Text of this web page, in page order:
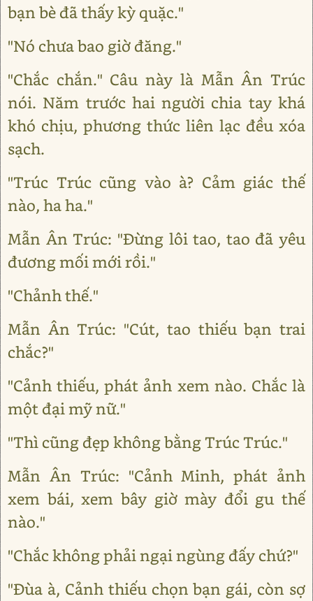
bạn bè đã thấy kỳ quặc."
"Nó chưa bao giờ đăng."
"Chắc chắn." Câu này là Mẫn Ân Trúc
nói. Năm trước hai người chia tay khá
khó chịu, phương thức liên lạc đều xóa
sạch.
"Trúc Trúc cũng vào à? Cảm giác thế
nào, ha ha."
Mẫn Ân Trúc: "Đừng lôi tao, tao đã yêu
đương mối mới rồi."
"Chảnh thế."
Mẫn Ân Trúc: "Cút, tao thiếu bạn trai
chắc?"
"Cảnh thiếu, phát ảnh xem nào. Chắc là
một đại mỹ nữ."
"Thì cũng đẹp không bằng Trúc Trúc."
Mẫn Ân Trúc: "Cảnh Minh, phát ảnh
xem bái, xem bây giờ mày đổi gu thế
nào."
"Chắc không phải ngại ngùng đấy chứ?"
"Đùa à, Cảnh thiếu chọn bạn gái, còn sợ